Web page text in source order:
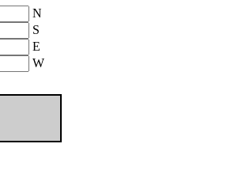
N
S
E
W